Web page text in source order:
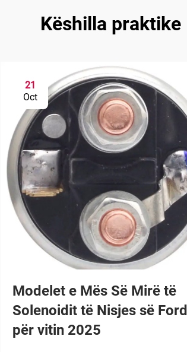
Këshilla praktike
21
Oct
Modelet e Mës Së Mirë të
Solenoidit të Nisjes së
për vitin 2025